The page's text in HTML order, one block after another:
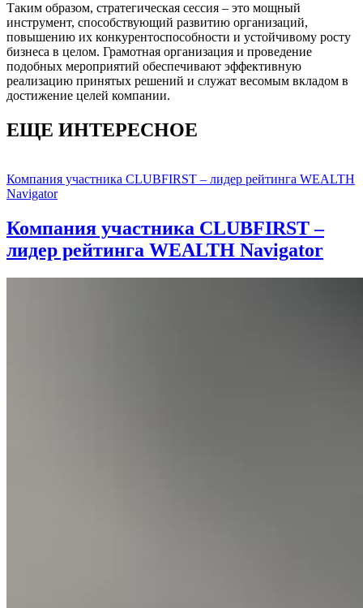
Таким образом, стратегическая сессия – это мощный
инструмент, способствующий развитию организаций,
повышению их конкурентоспособности и устойчивому росту
бизнеса в целом. Грамотная организация и проведение
подобных мероприятий обеспечивают эффективную
реализацию принятых решений и служат весомым вкладом в
достижение целей компании.
ЕЩЕ ИНТЕРЕСНОЕ
Компания участника CLUBFIRST – лидер рейтинга WEALTH
Navigator
Компания участника CLUBFIRST –
лидер рейтинга WEALTH Navigator